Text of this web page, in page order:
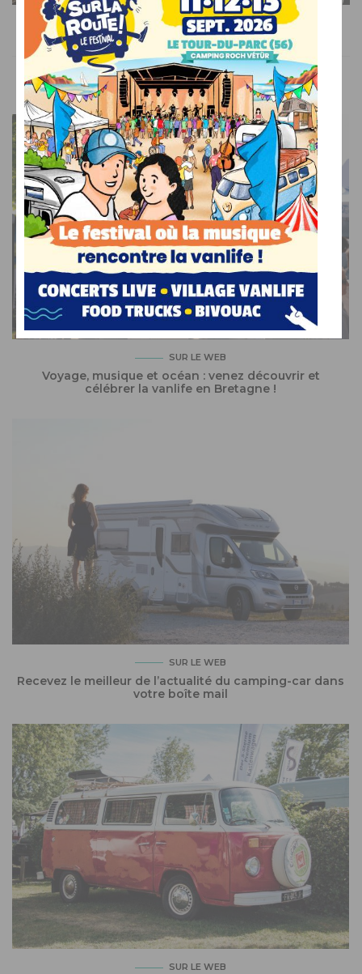
AILLEURS SUR LE WEB
SUR LE WEB
Voyage, musique et océan : venez découvrir et
célébrer la vanlife en Bretagne !
SUR LE WEB
Recevez le meilleur de l’actualité du camping-car dans
votre boîte mail
SUR LE WEB